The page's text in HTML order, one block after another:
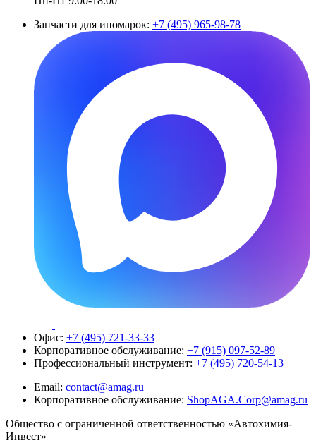
Запчасти для иномарок: +7 (495) 965-98-78
Офис: +7 (495) 721-33-33
Корпоративное обслуживание: +7 (915) 097-52-89
Профессиональный инструмент: +7 (495) 720-54-13
Email: contact@amag.ru
Корпоративное обслуживание: ShopAGA.Corp@amag.ru
Общество с ограниченной ответственностью «Автохимия-
Инвест»